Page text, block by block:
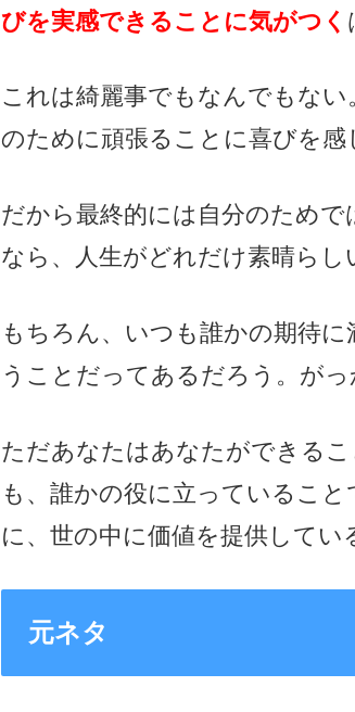
びを実感できることに気がつく
これは綺麗事でもなんでもな
のために頑張ることに喜びを感
だから最終的には自分のため
なら、人生がどれだけ素晴らし
もちろん、いつも誰かの期待
うことだってあるだろう。が
ただあなたはあなたができる
も、誰かの役に立っているこ
に、世の中に価値を提供してい
元ネタ